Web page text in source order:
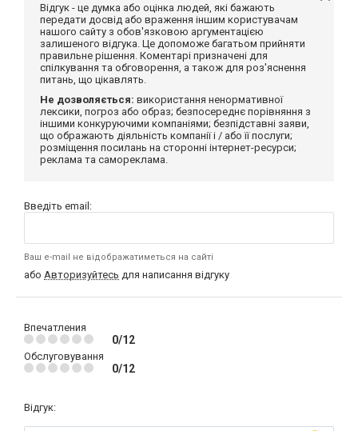
Відгук - це думка або оцінка людей, які бажають
передати досвід або враження іншим користувачам
нашого сайту з обов'язковою аргументацією
залишеного відгука. Це допоможе багатьом прийняти
правильне рішення. Коментарі призначені для
спілкування та обговорення, а також для роз'яснення
питань, що цікавлять.
Не дозволяється: використання ненормативної
лексики, погроз або образ; безпосереднє порівняння з
іншими конкуруючими компаніями; безпідставні заяви,
що ображають діяльність компанії і / або її послуги;
розміщення посилань на сторонні інтернет-ресурси;
реклама та самореклама.
Введіть email:
Ваш e-mail не відображатиметься на сайті
або Авторизуйтесь для написання відгуку
Впечатления
0/12
Обслуговування
0/12
Відгук: